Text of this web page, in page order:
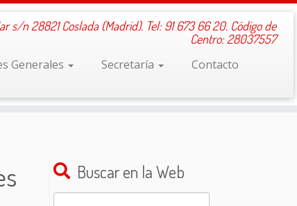
s/n 28821 Coslada (Madrid). Tel: 91 673 66 20. Código de
Centro: 28037557
Generales Secretaría
Contacto
Buscar en la Web
Buscar: